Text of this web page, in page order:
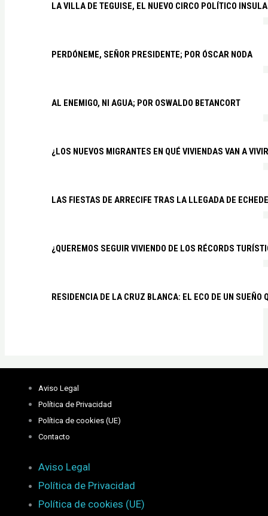
LA VILLA DE TEGUISE, EL NUEVO CIRCO POLÍTICO
PERDÓNEME, SEÑOR PRESIDENTE; POR ÓSCAR NODA
AL ENEMIGO, NI AGUA; POR OSWALDO BETANCORT
¿LOS NUEVOS MIGRANTES EN QUÉ VIVIENDAS VAN A
LAS FIESTAS DE ARRECIFE TRAS LA LLEGADA DE
¿QUEREMOS SEGUIR VIVIENDO DE LOS RÉCORDS
RESIDENCIA DE LA CRUZ BLANCA: EL ECO DE UN SUEÑO
Aviso Legal
Política de Privacidad
Política de cookies (UE)
Contacto
Aviso Legal
Política de Privacidad
Política de cookies (UE)